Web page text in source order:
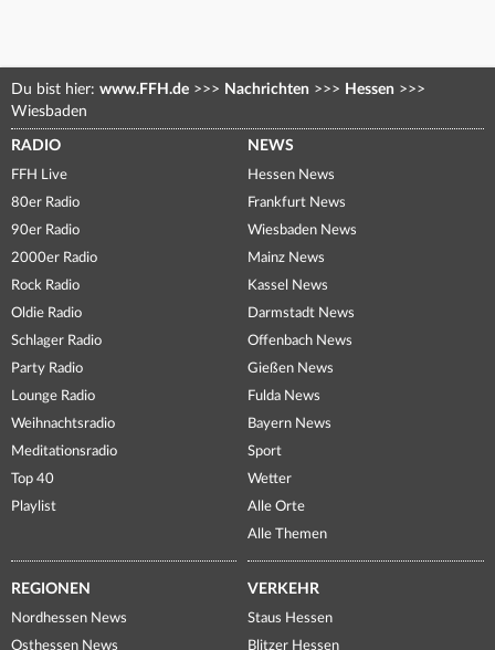
Du bist hier: www.FFH.de >>> Nachrichten >>> Hessen >>>
Wiesbaden
RADIO
FFH Live
80er Radio
90er Radio
2000er Radio
Rock Radio
Oldie Radio
Schlager Radio
Party Radio
Lounge Radio
Weihnachtsradio
Meditationsradio
Top 40
Playlist
NEWS
Hessen News
Frankfurt News
Wiesbaden News
Mainz News
Kassel News
Darmstadt News
Offenbach News
Gießen News
Fulda News
Bayern News
Sport
Wetter
Alle Orte
Alle Themen
REGIONEN
Nordhessen News
Osthessen News
VERKEHR
Staus Hessen
Blitzer Hessen